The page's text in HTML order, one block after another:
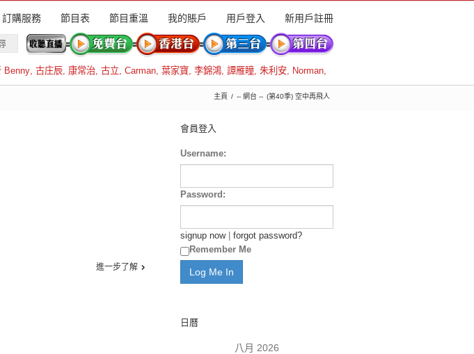
訂購服務 節目表 節目重溫 我的賬戶 用戶登入 新用戶註冊
Benny, 古庄辰, 康常治, 古立, Carman, 葉家寶, 李錦鴻, 譚雁瞳, 朱利安, Norman,
主頁 -- 網台 -- (第40季) 空中再飛人
進一步了解
會員登入
Username:
Password:
signup now| forgot password?
Remember Me
日曆
八月 2026